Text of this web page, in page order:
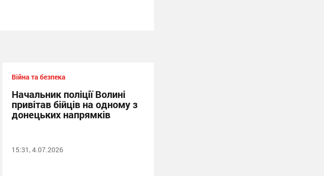
Війна та безпека
Начальник поліції Волині
привітав бійців на одному з
донецьких напрямків
15:31, 4.07.2026